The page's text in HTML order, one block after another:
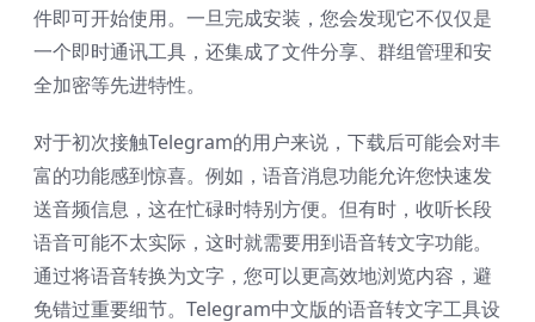
件即可开始使用。一旦完成安装，您会发现它不仅仅是
一个即时通讯工具，还集成了文件分享、群组管理和安
全加密等先进特性。
对于初次接触Telegram的用户来说，下载后可能会对丰
富的功能感到惊喜。例如，语音消息功能允许您快速发
送音频信息，这在忙碌时特别方便。但有时，收听长段
语音可能不太实际，这时就需要用到语音转文字功能。
通过将语音转换为文字，您可以更高效地浏览内容，避
免错过重要细节。Telegram中文版的语音转文字工具设